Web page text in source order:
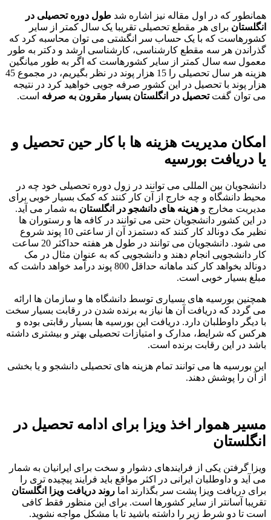
همانطور که در اول مقاله نیز اشاره شد طول دوره تحصیلی در
انگلستان برای هر مقطع تحصیلی تقریبا یک سال کمتر از سایر
کشورهاست که با یک حساب سر انگشتی می توان محاسبه کرد که
گذراندن هر سه مقطع کارشناسی، کارشناسی ارشد و دکتر به طور
معمول سه سال کمتر از سایر کشورهاست که اگر به طور میانگین
هزینه هر سال تحصیلی را 15 هزار پوند در نظر بگیریم، در مجموع 45
هزار پوند با تحصیل در این کشور صرفه جویی خواهید کرد در نتیجه
می توان گفتتحصیل در انگلستان بسیار مقرون به صرفه است.
امکان مدیریت هزینه ها با کار حین تحصیل و
یا دریافت بورسیه
دانشجویان بین المللی می توانند در زول دوره تحصیلی خود چه در
محیط دانشگاه و چه خارج از آن کار کنند که کمک بسیار خوبی برای
مدیریت مخارج و هزینه های دانشجو در انگلستان به شمار می آید.
در این کشور دانشجویان حتی می توانند در کافه ها و رستوران ها
نظیر مک دونالد کار کنند که دستمزد آن از ساعتی 10 پوند شروع
می شود. دانشجویان می توانند در طول هر هفته حداکثر 20 ساعت
کار دانشجویی انجام دهند و دانشجویی که به عنوان مثال در مک
دونالد بخواهد کار کند ماهانه حداقل 800 پوند درآمد خواهد داشت که
مبلغ بسیار خوبی است.
همچنین بورسیه های بسیاری توسط دانشگاه ها و سازمان ها ارائه
می گردد که دریافت آن ها نیاز به برنده شدن در رقابت بسیار سخت
با دیگر داوطلبان دارد. دریافت این بورسیه ها بسیار رقابتی بوده و
هرکس که شرایط، مدارک و امتیازات تحصیلی بهتر و بیشتری داشته
باشد در این رقابت برنده است.
این بورسیه ها می توانند تمام هزینه های تحصیلی دانشجو و یا بخشی
از آن را پوشش دهند.
مسیر هموار اخذ ویزا برای ادامه تحصیل در
انگلستان
ویزا گرفتن یکی از فرایندهای دشوار و سخت برای ایرانیان به شمار
می آید و داوطلبان ایرانی در اکثر مواقع باید فرایند پیچیده تری را
برای دریافت ویزا پشت سر بگذارند اما روند دریافت ویزا انگلستان
تقریبا آسانتر از سایر کشورها است. برای این منظور فقط کافی
است تا دو شرط زیر را داشته باشید تا با مشکل مواجه نشوید.